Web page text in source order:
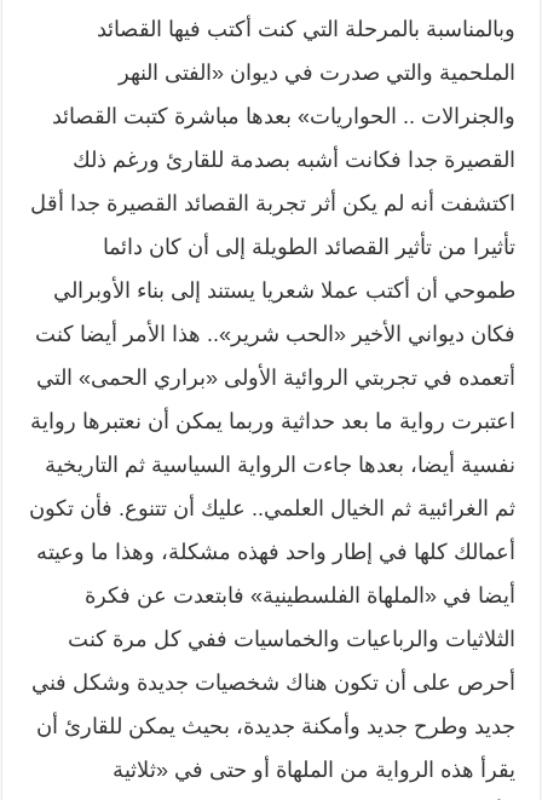
وبالمناسبة بالمرحلة التي كنت أكتب فيها القصائد
الملحمية والتي صدرت في ديوان «الفتى النهر
والجنرالات .. الحواريات» بعدها مباشرة كتبت القصائد
القصيرة جدا فكانت أشبه بصدمة للقارئ ورغم ذلك
اكتشفت أنه لم يكن أثر تجربة القصائد القصيرة جدا أقل
تأثيرا من تأثير القصائد الطويلة إلى أن كان دائما
طموحي أن أكتب عملا شعريا يستند إلى بناء الأوبرالي
فكان ديواني الأخير «الحب شرير».. هذا الأمر أيضا كنت
أتعمده في تجربتي الروائية الأولى «براري الحمى» التي
اعتبرت رواية ما بعد حداثية وربما يمكن أن نعتبرها رواية
نفسية أيضا، بعدها جاءت الرواية السياسية ثم التاريخية
ثم الغرائبية ثم الخيال العلمي.. عليك أن تتنوع. فأن تكون
أعمالك كلها في إطار واحد فهذه مشكلة، وهذا ما وعيته
أيضا في «الملهاة الفلسطينية» فابتعدت عن فكرة
الثلاثيات والرباعيات والخماسيات ففي كل مرة كنت
أحرص على أن تكون هناك شخصيات جديدة وشكل فني
جديد وطرح جديد وأمكنة جديدة، بحيث يمكن للقارئ أن
يقرأ هذه الرواية من الملهاة أو حتى في «ثلاثية